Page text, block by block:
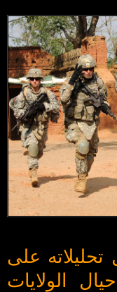
على
الولايات